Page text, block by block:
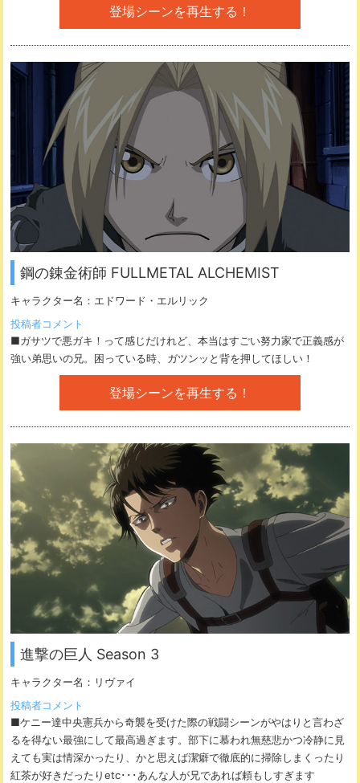
登場シーンを再生する！
鋼の錬金術師 FULLMETAL ALCHEMIST
キャラクター名： エドワード・エルリック
投稿者コメント
■ガサツで悪ガキ！って感じだけれど、本当はすごい努力家で正義感が
強い弟思いの兄。困っている時、ガツンッと背を押してほしい！
登場シーンを再生する！
進撃の巨人 Season 3
キャラクター名： リヴァイ
投稿者コメント
■ケニー達中央憲兵から奇襲を受けた際の戦闘シーンがやはりと言わざ
るを得ない最強にして最高過ぎます。部下に慕われ無慈悲かつ冷静に見
えても実は情深かったり、かと思えば潔癖で徹底的に掃除しまくったり
紅茶が好きだったりetc･･･あんな人が兄であれば頼もしすぎます